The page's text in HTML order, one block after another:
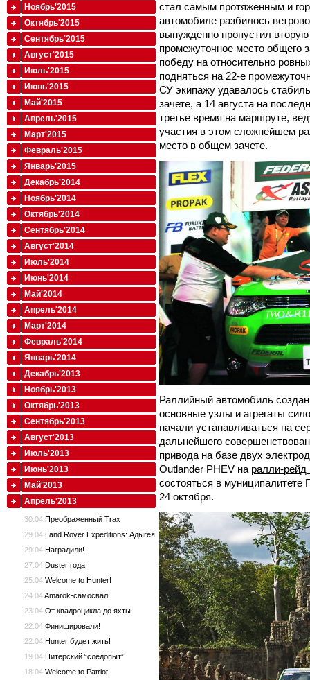
стал самым протяженным и
автомобиле разбилось
вынужденно пропустил
промежуточное место общего
победу на относительно
подняться на 22-е
СУ экипажу удавалось
зачете, а 14 августа на
третье время на маршруте,
участия в этом сложнейшем
место в общем зачете.
Раллийный автомобиль
основные узлы и агрегаты
начали устанавливаться на
дальнейшего
привода на базе двух
Outlander PHEV на ралли-рейд
состояться в муниципалитете
24 октября.
Ноябрь'2015
Октябрь'2015
Сентябрь'2015
Август'2015
Июль'2015
Июнь'2015
Май'2015
Апрель'2015
Март'2015
Февраль'2015
Январь'2015
Декабрь'2014
Ноябрь'2014
Октябрь'2014
Сентябрь'2014
Август'2014
Июль'2014
Июнь'2014
Май'2014
Апрель'2014
Март'2014
Февраль'2014
Январь'2014
Декабрь'2013
Ноябрь'2013
Октябрь'2013
Сентябрь'2013
Август'2013
Июль'2013
Июнь'2013
Май'2013
Апрель'2013
30.04 Преображенный Trax
29.04 Land Rover Expeditions: Адыгея
29.04 Наградили!
27.04 Duster года
25.04 Welcome to Hunter!
24.04Amarok-самосвал
23.04 От квадроцикла до яхты
22.04 Финишировали!
22.04 Hunter будет жить!
19.04 Питерский “следопыт”
18.04 Welcome to Patriot!